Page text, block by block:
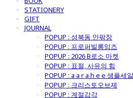
STATIONERY
GIFT
JOURNAL
POPUP : 성북동 안팎장
POPUP : 프로퍼빌롱잉즈
POPUP : 2026 B로소 마켓
POPUP : 표절, 사유의 힘
POPUP : a a r a h e e 샘플세일
POPUP : 크리스토오브제
POPUP : 계절감각